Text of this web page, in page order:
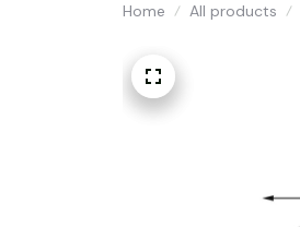
Home All products